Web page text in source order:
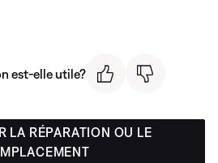
est-elle utile?
LA RÉPARATION OU LE